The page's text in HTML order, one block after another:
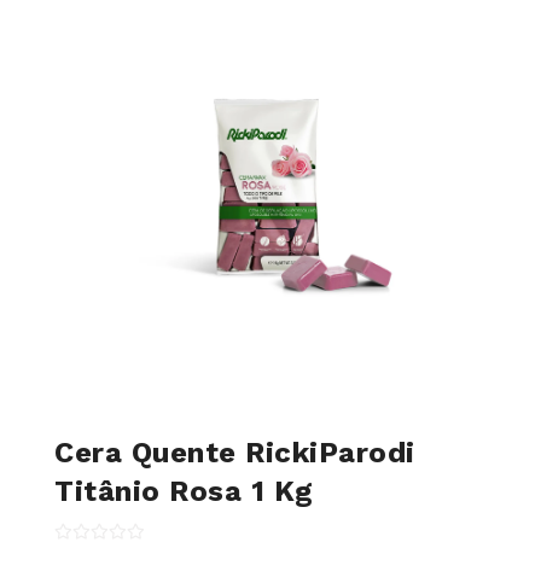
Cera Quente RickiParodi
Titânio Rosa 1 Kg